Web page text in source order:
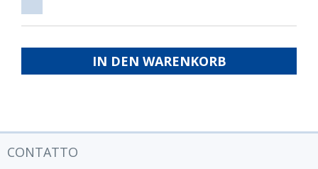
di
fabbrica
IN DEN WARENKORB
CONTATTO